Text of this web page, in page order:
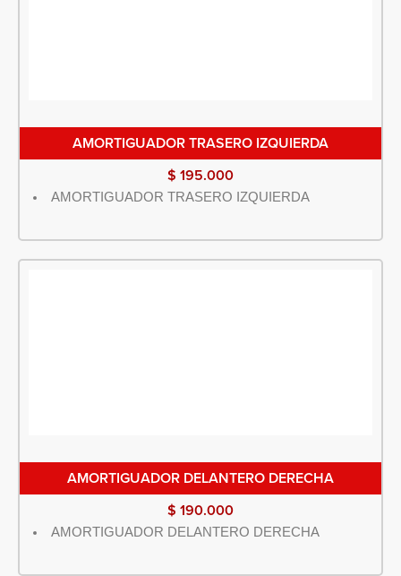
AMORTIGUADOR TRASERO IZQUIERDA
$ 195.000
AMORTIGUADOR TRASERO IZQUIERDA
AMORTIGUADOR DELANTERO DERECHA
$ 190.000
AMORTIGUADOR DELANTERO DERECHA